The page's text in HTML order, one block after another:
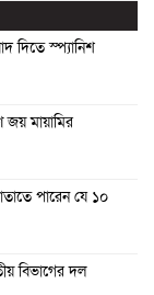
দিতে স্প্যানিশ
জয় মায়ামির
পারেন যে ১০
বিভাগের দল